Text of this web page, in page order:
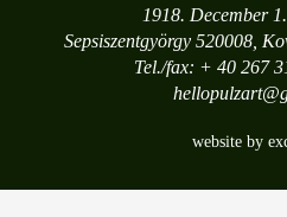
1918. December
Sepsiszentgyörgy 520008,
Tel./fax: + 40 267
website by